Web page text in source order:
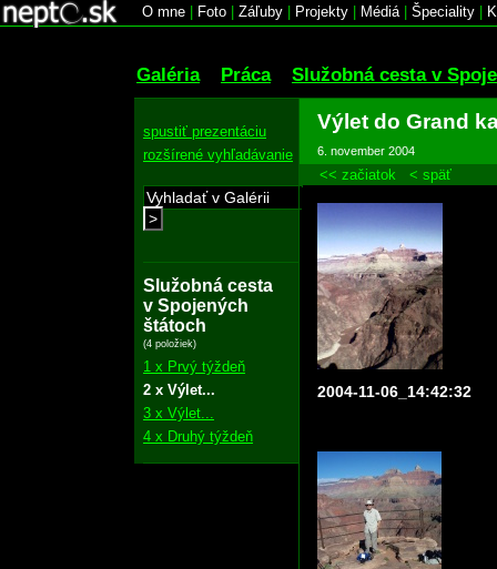
O mne Foto Záľuby Projekty Médiá| Špeciality
Galéria Práca Služobná cesta v
spustiť prezentáciu
rozšírené vyhľadávanie
>
Služobná cesta
v Spojených
štátoch
(4 položiek)
1 x Prvý týždeň
2 x Výlet...
3 x Výlet...
4 x Druhý týždeň
Výlet do Grand
6. november 2004
<< začiatok < späť
2004-11-06_14:42:32